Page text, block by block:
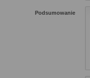
Podsumowanie